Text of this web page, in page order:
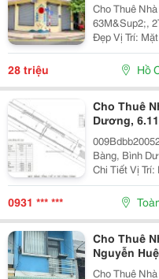
Cho Thuê
63M&Sup2;, 2Tầng Gần Chung Cư -
Đẹp Vị Trí: Mặt Tiền Đường Trần Tấn, Phường Tân Sơn
Nhì, Quận Tân Phú,
X 7M
28 triệu Hồ
Cho Thuê
Dương,
009Bdbb200526 Cho Thuê Nhà Xưởng Mới
Bàng, Bình
Chi Tiết Vị
Khuôn Viên:
Diện Tích
0931 *** ***
Cho Thuê
Nguyễn
Cho Thuê